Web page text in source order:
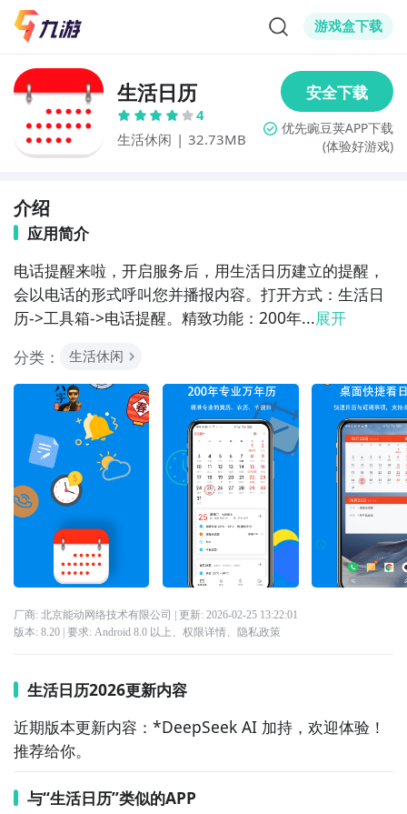
游戏盒下载
生活日历
4
生活休闲 | 32.73MB (体验好游戏)
介绍
应用简介
电话提醒来啦，开启服务后，用生活日历建立的提醒，
会以电话的形式呼叫您并播报内容。打开方式：生活日
历->工具箱->电话提醒。精致功能：200年...展开
分类：
生活休闲
厂商: 北京能动网络技术有限公司 | 更新: 2026-02-25 13:22:01
版本: 8.20| 要求: Android 8.0 以上、 权限详情、 隐私政策
生活日历2026更新内容
近期版本更新内容：*DeepSeek AI 加持，欢迎体验！
推荐给你。
与“生活日历”类似的APP